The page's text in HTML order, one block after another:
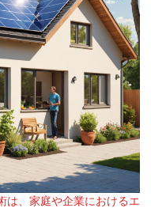
は、家庭や企業におけるエ